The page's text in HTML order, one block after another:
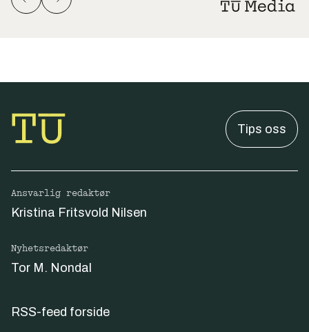
Tips oss
Ansvarlig redaktør
Kristina Fritsvold Nilsen
Nyhetsredaktør
Tor M. Nondal
RSS-feed forside